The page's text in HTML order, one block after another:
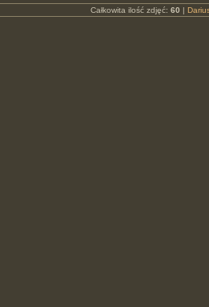
Całkowita ilość zdjęć: 60 |